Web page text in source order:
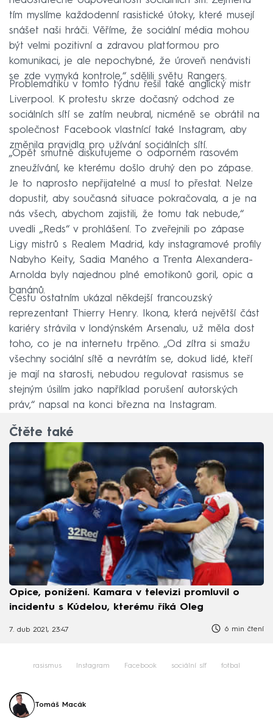
tím myslíme každodenní rasistické útoky, které musejí
snášet naši hráči. Věříme, že sociální média mohou
být velmi pozitivní a zdravou platformou pro
komunikaci, je ale nepochybné, že úroveň nenávisti
se zde vymyká kontrole,“ sdělili světu Rangers.
Problematiku v tomto týdnu řešil také anglický mistr
Liverpool. K protestu skrze dočasný odchod ze
sociálních sítí se zatím neubral, nicméně se obrátil na
společnost Facebook vlastnící také Instagram, aby
změnila pravidla pro užívání sociálních sítí.
„Opět smutně diskutujeme o odporném rasovém
zneužívání, ke kterému došlo druhý den po zápase.
Je to naprosto nepřijatelné a musí to přestat. Nelze
dopustit, aby současná situace pokračovala, a je na
nás všech, abychom zajistili, že tomu tak nebude,“
uvedli „Reds“ v prohlášení. To zveřejnili po zápase
Ligy mistrů s Realem Madrid, kdy instagramové profily
Nabyho Keity, Sadia Maného a Trenta Alexandera-
Arnolda byly najednou plné emotikonů goril, opic a
banánů.
Cestu ostatním ukázal někdejší francouzský
reprezentant Thierry Henry. Ikona, která největší část
kariéry strávila v londýnském Arsenalu, už měla dost
toho, co je na internetu trpěno. „Od zítra si smažu
všechny sociální sítě a nevrátím se, dokud lidé, kteří
je mají na starosti, nebudou regulovat rasismus se
stejným úsilím jako například porušení autorských
práv,“ napsal na konci března na Instagram.
Čtěte také
Opice, ponížení. Kamara v televizi promluvil o
incidentu s Kúdelou, kterému říká Oleg
7. dub 2021, 23:47 6 min čtení
rasismus Instagram Facebook sociální síť fotbal
Tomáš Macák